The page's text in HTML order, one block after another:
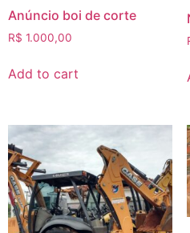
Anúncio boi de corte
R$ 1.000,00
Add to cart